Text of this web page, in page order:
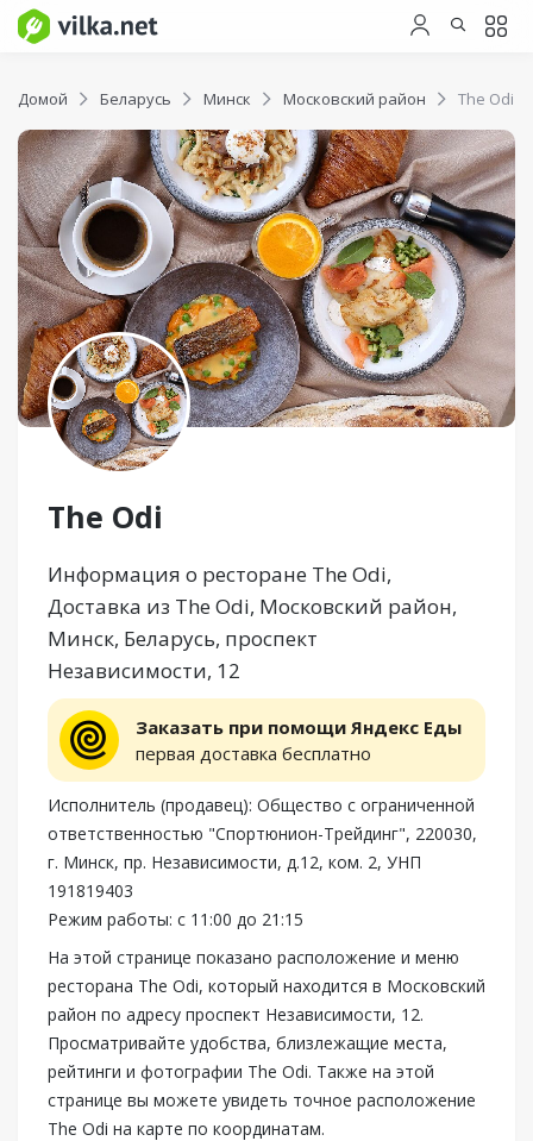
Домой Беларусь Минск Московский район The Odi
The Odi
Информация о ресторане The Odi,
Доставка из The Odi, Московский район,
Минск, Беларусь, проспект
Независимости, 12
Заказать при помощи Яндекс Еды
первая доставка бесплатно
Исполнитель (продавец): Общество с ограниченной
ответственностью "Спортюнион-Трейдинг", 220030,
г. Минск, пр. Независимости, д.12, ком. 2, УНП
191819403
Режим работы: с 11:00 до 21:15
На этой странице показано расположение и меню
ресторана The Odi, который находится в Московский
район по адресу проспект Независимости, 12.
Просматривайте удобства, близлежащие места,
рейтинги и фотографии The Odi. Также на этой
странице вы можете увидеть точное расположение
The Odi на карте по координатам.